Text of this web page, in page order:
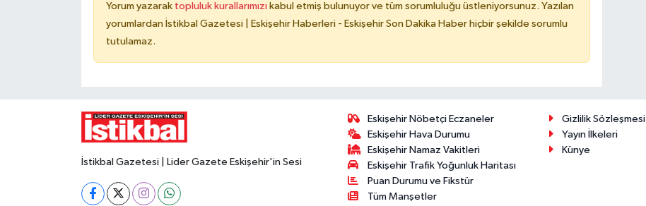
Yorum yazarak topluluk kurallarımızı kabul etmiş bulunuyor ve tüm sorumluluğu üstleniyorsunuz. Yazılan
yorumlardan İstikbal Gazetesi | Eskişehir Haberleri - Eskişehir Son Dakika Haber hiçbir şekilde sorumlu
tutulamaz.
İstikbal Gazetesi | Lider Gazete Eskişehir'in Sesi
Eskişehir Nöbetçi Eczaneler
Eskişehir Hava Durumu
Eskişehir Namaz Vakitleri
Eskişehir Trafik Yoğunluk Haritası
Puan Durumu ve Fikstür
Tüm Manşetler
Gizlilik Sözleşmesi
Yayın İlkeleri
Künye